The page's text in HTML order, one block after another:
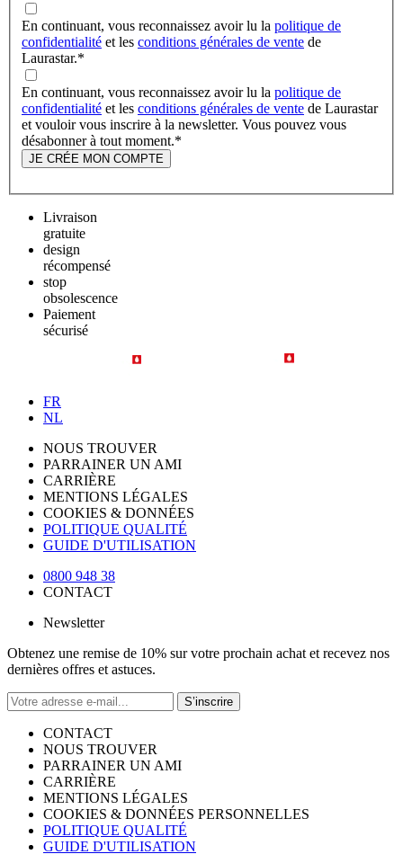
En continuant, vous reconnaissez avoir lu la politique de
confidentialité et les conditions générales de vente de
Laurastar.*
En continuant, vous reconnaissez avoir lu la politique de
confidentialité et les conditions générales de vente de Laurastar
et vouloir vous inscrire à la newsletter. Vous pouvez vous
désabonner à tout moment.*
JE CRÉE MON COMPTE
Livraison
gratuite
design
récompensé
stop
obsolescence
Paiement
sécurisé
FR
NL
NOUS TROUVER
PARRAINER UN AMI
CARRIÈRE
MENTIONS LÉGALES
COOKIES & DONNÉES
POLITIQUE QUALITÉ
GUIDE D'UTILISATION
0800 948 38
CONTACT
Newsletter
Obtenez une remise de 10% sur votre prochain achat et recevez nos
dernières offres et astuces.
S’inscrire
CONTACT
NOUS TROUVER
PARRAINER UN AMI
CARRIÈRE
MENTIONS LÉGALES
COOKIES & DONNÉES PERSONNELLES
POLITIQUE QUALITÉ
GUIDE D'UTILISATION